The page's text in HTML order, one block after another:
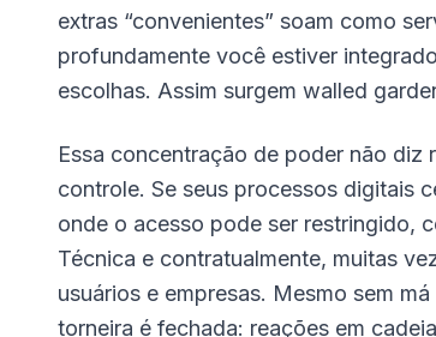
extras “convenientes” soam como
profundamente você estiver
escolhas. Assim surgem walled
Essa concentração de poder não diz
controle. Se seus processos digitais
onde o acesso pode ser restringido,
Técnica e contratualmente, muitas
usuários e empresas. Mesmo sem
torneira é fechada: reações em